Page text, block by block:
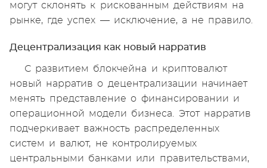
могут склонять к рискованным действиям на
рынке, где успех — исключение, а не правило.
Децентрализация как новый нарратив
С развитием блокчейна и криптовалют
новый нарратив о децентрализации начинает
менять представление о финансировании и
операционной модели бизнеса. Этот нарратив
подчеркивает важность распределенных
систем и валют, не контролируемых
центральными банками или правительствами,